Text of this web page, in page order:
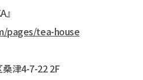
pages/tea-house
津4-7-22 2F